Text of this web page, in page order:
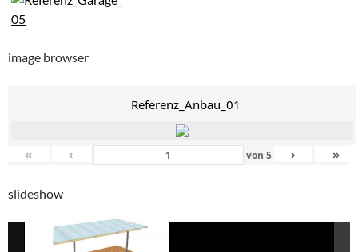
image browser
Referenz_Anbau_01
« ‹ von 5 › »
slideshow